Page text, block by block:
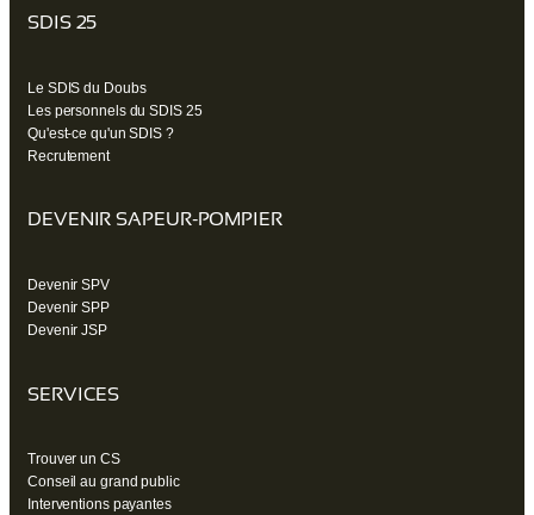
SDIS 25
Le SDIS du Doubs
Les personnels du SDIS 25
Qu'est-ce qu'un SDIS ?
Recrutement
DEVENIR SAPEUR-POMPIER
Devenir SPV
Devenir SPP
Devenir JSP
SERVICES
Trouver un CS
Conseil au grand public
Interventions payantes